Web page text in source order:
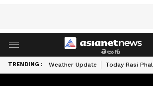
తెలుగు
TRENDING : Weather Update Today Rasi